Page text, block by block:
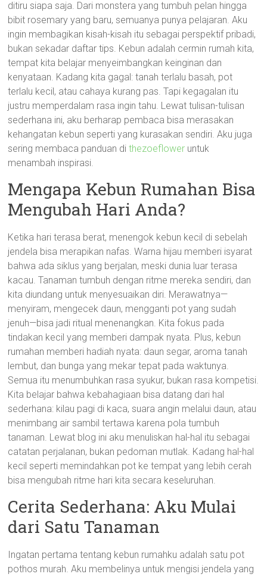
ditiru siapa saja. Dari monstera yang tumbuh pelan hingga
bibit rosemary yang baru, semuanya punya pelajaran. Aku
ingin membagikan kisah-kisah itu sebagai perspektif pribadi,
bukan sekadar daftar tips. Kebun adalah cermin rumah kita,
tempat kita belajar menyeimbangkan keinginan dan
kenyataan. Kadang kita gagal: tanah terlalu basah, pot
terlalu kecil, atau cahaya kurang pas. Tapi kegagalan itu
justru memperdalam rasa ingin tahu. Lewat tulisan-tulisan
sederhana ini, aku berharap pembaca bisa merasakan
kehangatan kebun seperti yang kurasakan sendiri. Aku juga
sering membaca panduan dithezoeflower untuk
menambah inspirasi.
Mengapa Kebun Rumahan Bisa
Mengubah Hari Anda?
Ketika hari terasa berat, menengok kebun kecil di sebelah
jendela bisa merapikan nafas. Warna hijau memberi isyarat
bahwa ada siklus yang berjalan, meski dunia luar terasa
kacau. Tanaman tumbuh dengan ritme mereka sendiri, dan
kita diundang untuk menyesuaikan diri. Merawatnya—
menyiram, mengecek daun, mengganti pot yang sudah
jenuh—bisa jadi ritual menenangkan. Kita fokus pada
tindakan kecil yang memberi dampak nyata. Plus, kebun
rumahan memberi hadiah nyata: daun segar, aroma tanah
lembut, dan bunga yang mekar tepat pada waktunya.
Semua itu menumbuhkan rasa syukur, bukan rasa kompetisi.
Kita belajar bahwa kebahagiaan bisa datang dari hal
sederhana: kilau pagi di kaca, suara angin melalui daun, atau
menimbang air sambil tertawa karena pola tumbuh
tanaman. Lewat blog ini aku menuliskan hal-hal itu sebagai
catatan perjalanan, bukan pedoman mutlak. Kadang hal-hal
kecil seperti memindahkan pot ke tempat yang lebih cerah
bisa mengubah ritme hari kita secara keseluruhan.
Cerita Sederhana: Aku Mulai
dari Satu Tanaman
Ingatan pertama tentang kebun rumahku adalah satu pot
pothos murah. Aku membelinya untuk mengisi jendela yang